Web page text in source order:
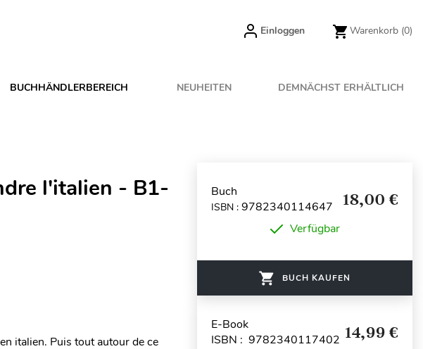
Einloggen Warenkorb (0)
BUCHHÄNDLERBEREICH NEUHEITEN DEMNÄCHST ERHÄLTLICH
l'italien - B1-
italien. Puis tout autour de ce
Buch
ISBN : 9782340114647 18,00 €
Verfügbar
BUCH KAUFEN
E-Book
ISBN : 9782340117402 14,99 €